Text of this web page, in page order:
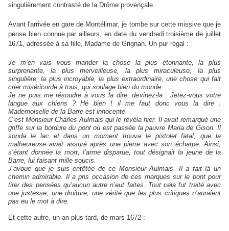
singulièrement contrasté de la Drôme provençale.
Avant l'arrivée en gare de Montélimar, je tombe sur cette missive que je
pense bien connue par ailleurs, en date du vendredi troisième de juillet
1671, adressée à sa fille, Madame de Grignan. Un pur régal :
Je m’en vais vous mander la chose la plus étonnante, la plus
surprenante, la plus merveilleuse, la plus miraculeuse, la plus
singulière, la plus incroyable, la plus extraordinaire, une chose qui fait
crier miséricorde à tous, qui soulage bien du monde.
Je ne puis me résoudre à vous la dire; devinez-la : Jetez-vous votre
langue aux chiens ? Hé bien ! il me faut donc vous la dire :
Mademoiselle de la Barre est innocente.
C’est Monsieur Charles Aulmais qui le révéla hier. Il avait remarqué une
griffe sur la bordure du pont où est passée la pauvre Maria de Gison. Il
sonda le lac et dans un moment trouva le pistolet fatal, que la
malheureuse avait assuré après une pierre avec son écharpe. Ainsi,
s’étant donnée la mort, l’arme disparue, tout désignait la jeune de la
Barre, lui faisant mille soucis.
J’avoue que je suis entêtée de ce Monsieur Aulmais. Il a fait là un
chemin admirable. Il a pris occasion de ces marques sur le pont pour
tirer des pensées qu’aucun autre n’eut faites. Tout cela fut traité avec
une justesse, une droiture, une vérité que les plus critiques n’auraient
pas eu le mot à dire.
Et cette autre, un an plus tard, de mars 1672 :